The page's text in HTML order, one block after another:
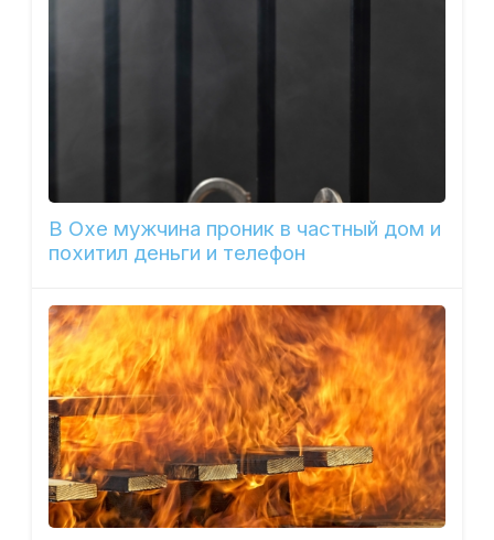
В Охе мужчина проник в частный дом и
похитил деньги и телефон